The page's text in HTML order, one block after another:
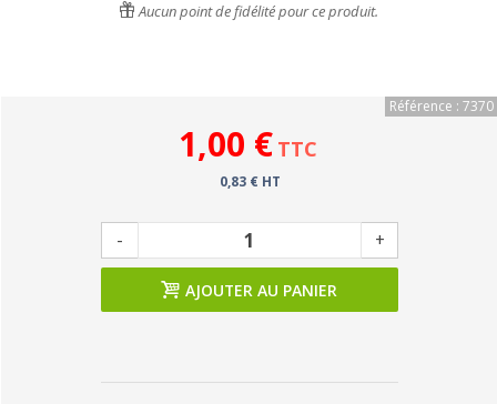
Aucun point de fidélité pour ce produit.
Référence : 7370
1,00 € TTC
0,83 € HT
- +
AJOUTER AU PANIER